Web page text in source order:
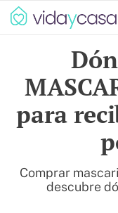
para
Comprar
descubre